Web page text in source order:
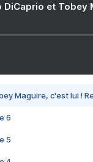
DiCaprio et
Maguire, c'est lui !
6
5